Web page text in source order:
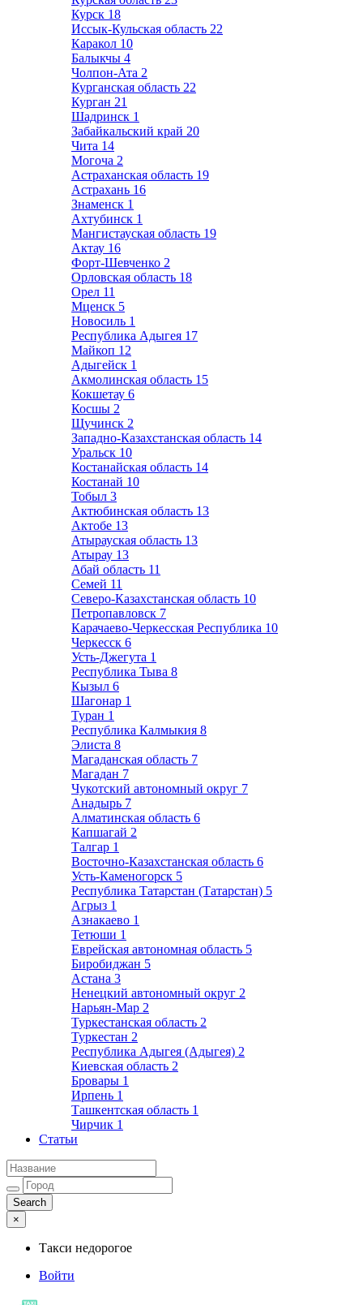
Курск 18
Иссык-Кульская область 22
Каракол 10
Балыкчы 4
Чолпон-Ата 2
Курганская область 22
Курган 21
Шадринск 1
Забайкальский край 20
Чита 14
Могоча 2
Астраханская область 19
Астрахань 16
Знаменск 1
Ахтубинск 1
Мангистауская область 19
Актау 16
Форт-Шевченко 2
Орловская область 18
Орел 11
Мценск 5
Новосиль 1
Республика Адыгея 17
Майкоп 12
Адыгейск 1
Акмолинская область 15
Кокшетау 6
Косшы 2
Щучинск 2
Западно-Казахстанская область 14
Уральск 10
Костанайская область 14
Костанай 10
Тобыл 3
Актюбинская область 13
Актобе 13
Атырауская область 13
Атырау 13
Абай область 11
Семей 11
Северо-Казахстанская область 10
Петропавловск 7
Карачаево-Черкесская Республика 10
Черкесск 6
Усть-Джегута 1
Республика Тыва 8
Кызыл 6
Шагонар 1
Туран 1
Республика Калмыкия 8
Элиста 8
Магаданская область 7
Магадан 7
Чукотский автономный округ 7
Анадырь 7
Алматинская область 6
Капшагай 2
Талгар 1
Восточно-Казахстанская область 6
Усть-Каменогорск 5
Республика Татарстан (Татарстан) 5
Агрыз 1
Азнакаево 1
Тетюши 1
Еврейская автономная область 5
Биробиджан 5
Астана 3
Ненецкий автономный округ 2
Нарьян-Мар 2
Туркестанская область 2
Туркестан 2
Республика Адыгея (Адыгея) 2
Киевская область 2
Бровары 1
Ирпень 1
Ташкентская область 1
Чирчик 1
Статьи
×
Такси недорогое
Войти